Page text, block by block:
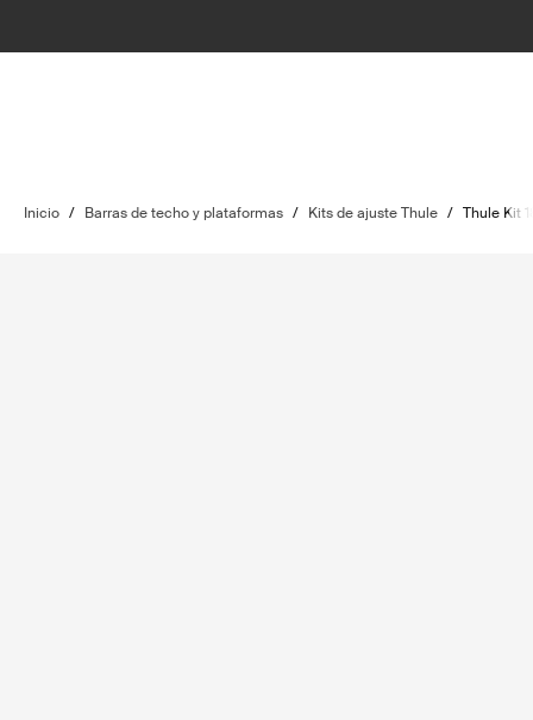
Inicio / Barras de techo y plataformas / Kits de ajuste Thule / Thule Kit